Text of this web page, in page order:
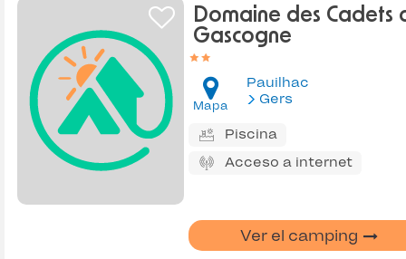
Domaine des Cadets
Gascogne
Mapa
Pauilhac
Gers
Piscina
Acceso a internet
Ver el camping